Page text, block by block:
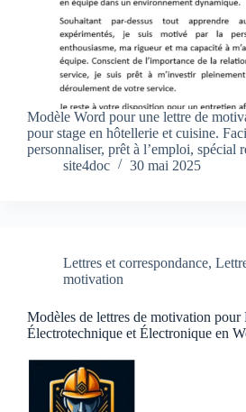
Modèle Word pour une lettre de
pour stage en hôtellerie et cuisine.
personnaliser, prêt à l’emploi, spécial
site4doc
30 mai 2025
Lettres et correspondance,
motivation
Modèles de lettres de motivation pour
Électrotechnique et Électronique en